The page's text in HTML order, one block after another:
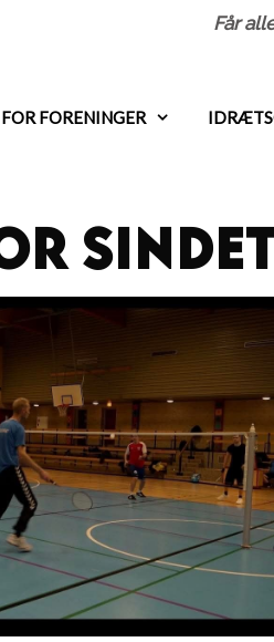
Får
FOR FORENINGER